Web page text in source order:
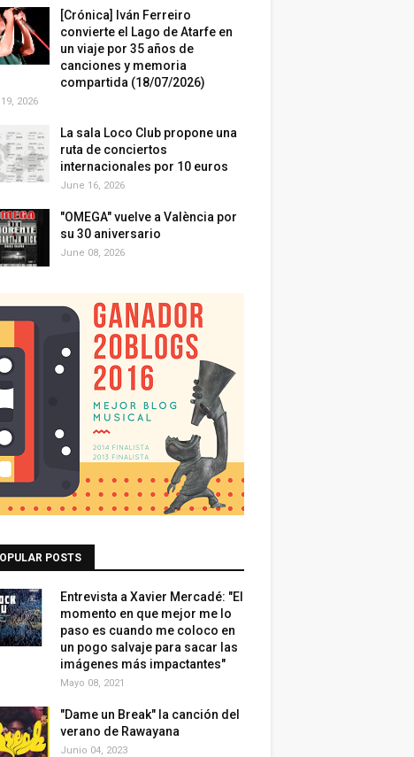
[Crónica] Iván Ferreiro
convierte el Lago de Atarfe en
un viaje por 35 años de
canciones y memoria
compartida (18/07/2026)
2026
La sala Loco Club propone una
ruta de conciertos
internacionales por 10 euros
June 16, 2026
"OMEGA" vuelve a València por
su 30 aniversario
June 08, 2026
POSTS
Entrevista a Xavier Mercadé: "El
momento en que mejor me lo
paso es cuando me coloco en
un pogo salvaje para sacar las
imágenes más impactantes"
Mayo 08, 2021
"Dame un Break" la canción del
verano de Rawayana
Junio 04, 2023